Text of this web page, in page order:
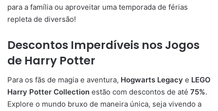
para a família ou aproveitar uma temporada de férias
repleta de diversão!
Descontos Imperdíveis nos Jogos
de Harry Potter
Para os fãs de magia e aventura, Hogwarts Legacy e LEGO
Harry Potter Collection estão com descontos de até 75%.
Explore o mundo bruxo de maneira única, seja vivendo a